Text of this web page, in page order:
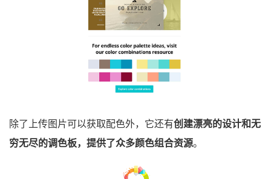
除了上传图片可以获取配色外，它还有创建漂亮的设计和无
穷无尽的调色板，提供了众多颜色组合资源。